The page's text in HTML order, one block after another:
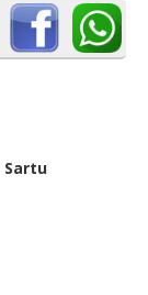
Sartu